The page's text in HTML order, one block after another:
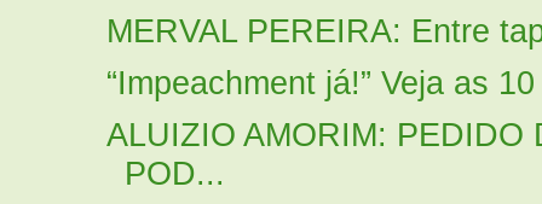
MERVAL PEREIRA: Entre
“Impeachment já!” Veja as
ALUIZIO AMORIM: PEDIDO
POD...